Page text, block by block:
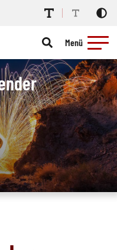
Menü